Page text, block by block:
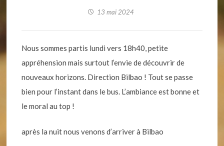
13 mai 2024
Nous sommes partis lundi vers 18h40, petite
appréhension mais surtout l’envie de découvrir de
nouveaux horizons. Direction Bilbao ! Tout se passe
bien pour l’instant dans le bus. L’ambiance est bonne et
le moral au top !
après la nuit nous venons d’arriver à Bilbao